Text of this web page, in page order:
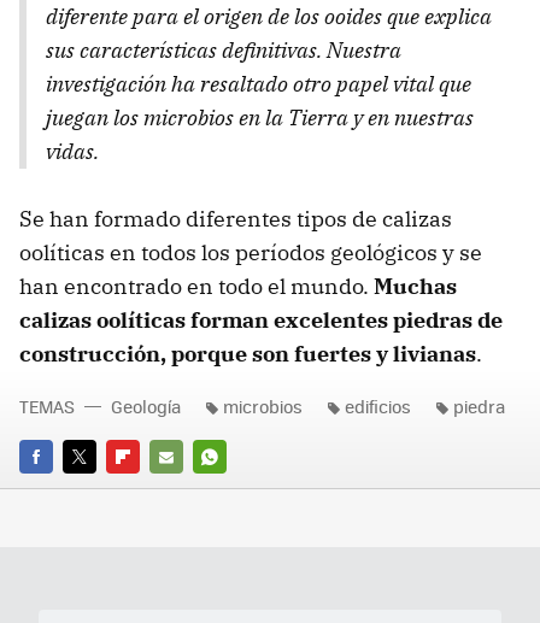
diferente para el origen de los ooides que explica
sus características definitivas. Nuestra
investigación ha resaltado otro papel vital que
juegan los microbios en la Tierra y en nuestras
vidas.
Se han formado diferentes tipos de calizas
oolíticas en todos los períodos geológicos y se
han encontrado en todo el mundo. Muchas
calizas oolíticas forman excelentes piedras de
construcción, porque son fuertes y livianas.
FACEBOOK
TWITTERFLIPBOARD
E-
WHATSAPP
TEMAS Geología microbios edificios piedra